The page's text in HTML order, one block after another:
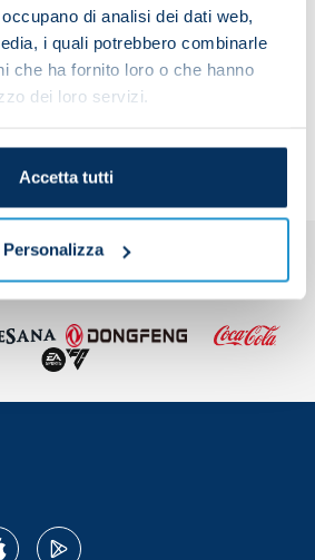
di analisi dei dati web,
i quali potrebbero combinarle
che ha fornito loro o che hanno
dei loro servizi.
Accetta tutti
Personalizza
your friends and support the